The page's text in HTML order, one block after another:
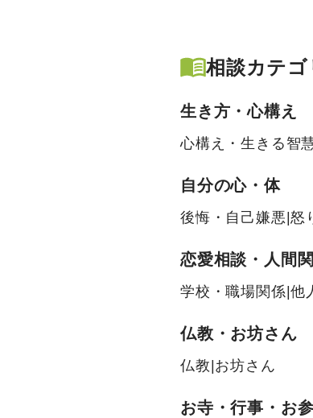
相談カテゴ
生き方・心構え
心構え・生きる智
自分の心・体
後悔・自己嫌悪 |怒
恋愛相談・人間
学校・職場関係 |他
仏教・お坊さん
仏教 お坊さん
お寺・行事・お